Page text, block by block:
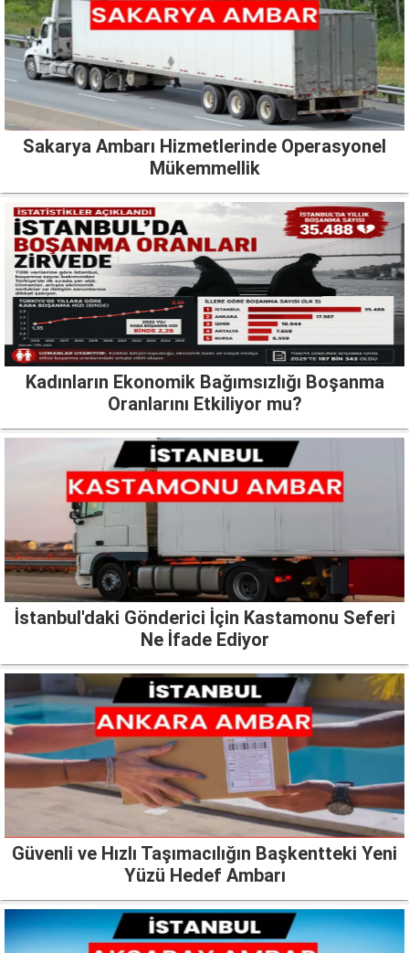
Sakarya Ambarı Hizmetlerinde Operasyonel
Mükemmellik
Kadınların Ekonomik Bağımsızlığı Boşanma
Oranlarını Etkiliyor mu?
İstanbul'daki Gönderici İçin Kastamonu Seferi
Ne İfade Ediyor
Güvenli ve Hızlı Taşımacılığın Başkentteki Yeni
Yüzü Hedef Ambarı